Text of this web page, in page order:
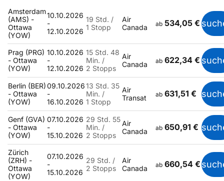
Amsterdam
(AMS) -
Ottawa
(YOW)
10.10.2026
-
12.10.2026
19 Std. /
1 Stopp
Air
Canada
ab 534,05 €
Prag (PRG)
- Ottawa
(YOW)
10.10.2026
-
12.10.2026
15 Std. 48
Min. /
2 Stopps
Air
Canada
ab 622,34 €
Berlin (BER)
- Ottawa
(YOW)
09.10.2026
-
16.10.2026
13 Std. 35
Min. /
1 Stopp
Air
Transat
ab 631,51 €
Genf (GVA)
- Ottawa
(YOW)
07.10.2026
-
15.10.2026
29 Std. 55
Min. /
2 Stopps
Air
Canada
ab 650,91 €
Zürich
(ZRH) -
Ottawa
(YOW)
07.10.2026
-
15.10.2026
29 Std. /
2 Stopps
Air
Canada
ab 660,54 €